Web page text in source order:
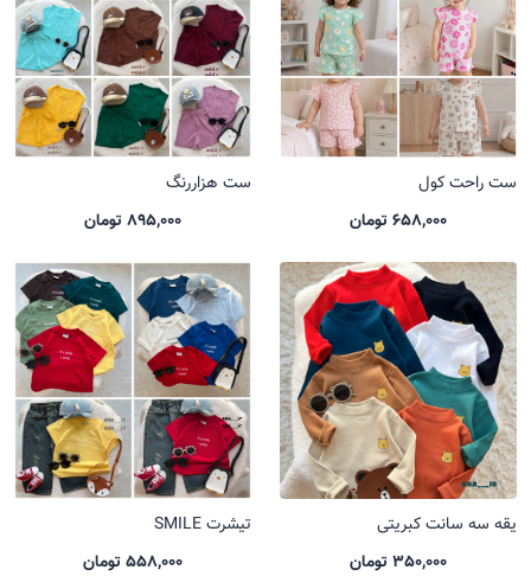
ست راحت کول
658,000 تومان
ست هزاررنگ
895,000 تومان
یقه سه سانت کبریتی
350,000 تومان
تیشرت SMILE
558,000 تومان